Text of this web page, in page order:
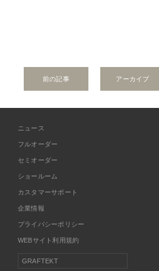
前の記事 アーカイブ
ニュース
フルオーダー
セミオーダー
ショールーム
カスタマーサポート
企業情報
プライバシーポリシー
WEBサイト利用規約
GRAFTEKT